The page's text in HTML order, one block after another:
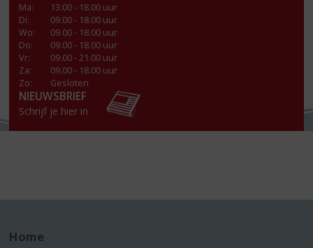
Ma:
13:00 - 18.00 uur
Di:
09.00 - 18.00 uur
Wo:
09.00 - 18.00 uur
Do:
09.00 - 18.00 uur
Vr:
09.00 - 21.00 uur
Za:
09.00 - 18.00 uur
Zo:
Gesloten
NIEUWSBRIEF
Schrijf je hier in
Home